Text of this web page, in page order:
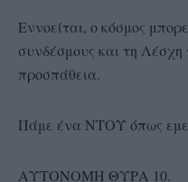
Εννοείται, ο κόσμος
συνδέσμους και τη Λέσχη
προσπάθεια.
Πάμε ένα ΝΤΟΥ όπως
ΑΥΤΟΝΟΜΗ ΘΥΡΑ 10.